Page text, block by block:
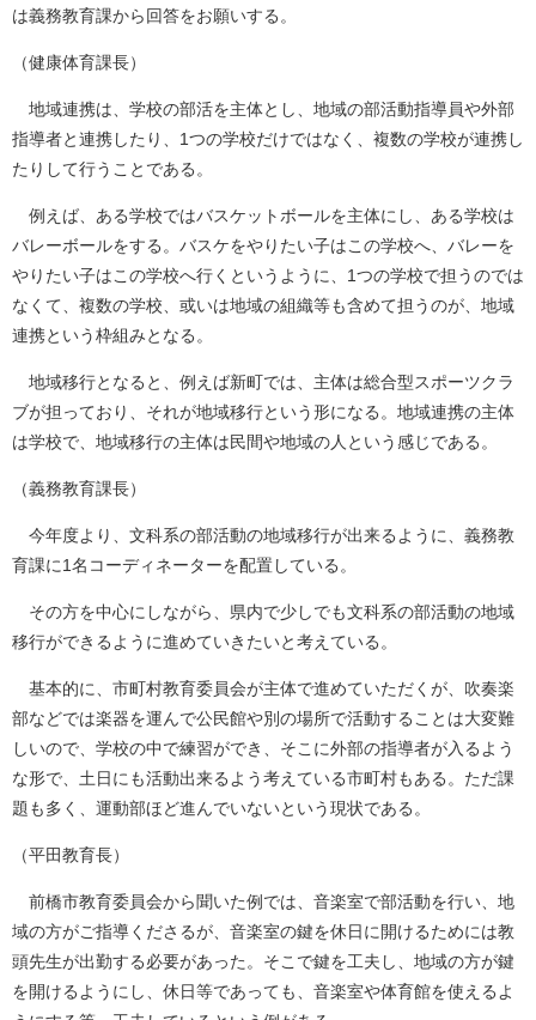
は義務教育課から回答をお願いする。
（健康体育課長）
地域連携は、学校の部活を主体とし、地域の部活動指導員や外部
指導者と連携したり、1つの学校だけではなく、複数の学校が連携し
たりして行うことである。
例えば、ある学校ではバスケットボールを主体にし、ある学校は
バレーボールをする。バスケをやりたい子はこの学校へ、バレーを
やりたい子はこの学校へ行くというように、1つの学校で担うのでは
なくて、複数の学校、或いは地域の組織等も含めて担うのが、地域
連携という枠組みとなる。
地域移行となると、例えば新町では、主体は総合型スポーツクラ
ブが担っており、それが地域移行という形になる。地域連携の主体
は学校で、地域移行の主体は民間や地域の人という感じである。
（義務教育課長）
今年度より、文科系の部活動の地域移行が出来るように、義務教
育課に1名コーディネーターを配置している。
その方を中心にしながら、県内で少しでも文科系の部活動の地域
移行ができるように進めていきたいと考えている。
基本的に、市町村教育委員会が主体で進めていただくが、吹奏楽
部などでは楽器を運んで公民館や別の場所で活動することは大変難
しいので、学校の中で練習ができ、そこに外部の指導者が入るよう
な形で、土日にも活動出来るよう考えている市町村もある。ただ課
題も多く、運動部ほど進んでいないという現状である。
（平田教育長）
前橋市教育委員会から聞いた例では、音楽室で部活動を行い、地
域の方がご指導くださるが、音楽室の鍵を休日に開けるためには教
頭先生が出勤する必要があった。そこで鍵を工夫し、地域の方が鍵
を開けるようにし、休日等であっても、音楽室や体育館を使えるよ